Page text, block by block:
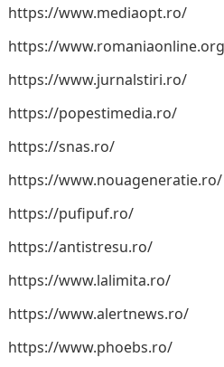
https://www.mediaopt.ro/
https://
https://www.jurnalstiri.ro/
https://popestimedia.ro/
https://snas.ro/
https://www.nouageneratie.ro/
https://pufipuf.ro/
https://antistresu.ro/
https://www.lalimita.ro/
https://www.alertnews.ro/
https://www.phoebs.ro/